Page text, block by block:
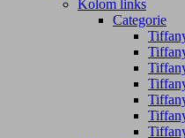
Kolom links
Categorie